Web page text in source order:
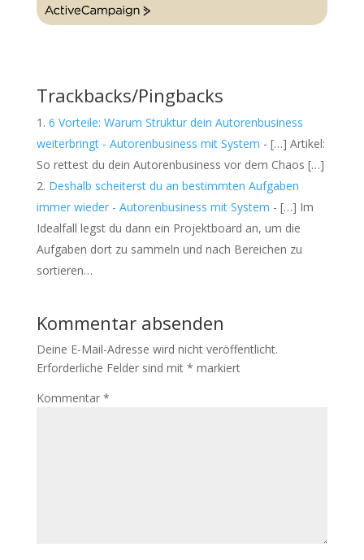
A
c
e
a
m
i
g
n
Trackbacks/Pingbacks
6 Vorteile: Warum Struktur dein Autorenbusiness
weiterbringt - Autorenbusiness mit System - […] Artikel:
So rettest du dein Autorenbusiness vor dem Chaos […]
Deshalb scheiterst du an bestimmten Aufgaben
immer wieder - Autorenbusiness mit System - […] Im
Idealfall legst du dann ein Projektboard an, um die
Aufgaben dort zu sammeln und nach Bereichen zu
sortieren…
Kommentar absenden
Deine E-Mail-Adresse wird nicht veröffentlicht.
Erforderliche Felder sind mit * markiert
Kommentar *